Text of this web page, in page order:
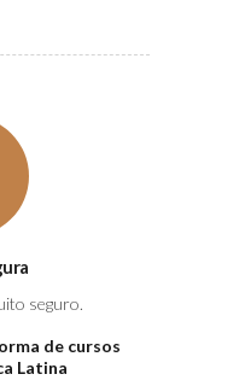
seguro.
de cursos
Latina